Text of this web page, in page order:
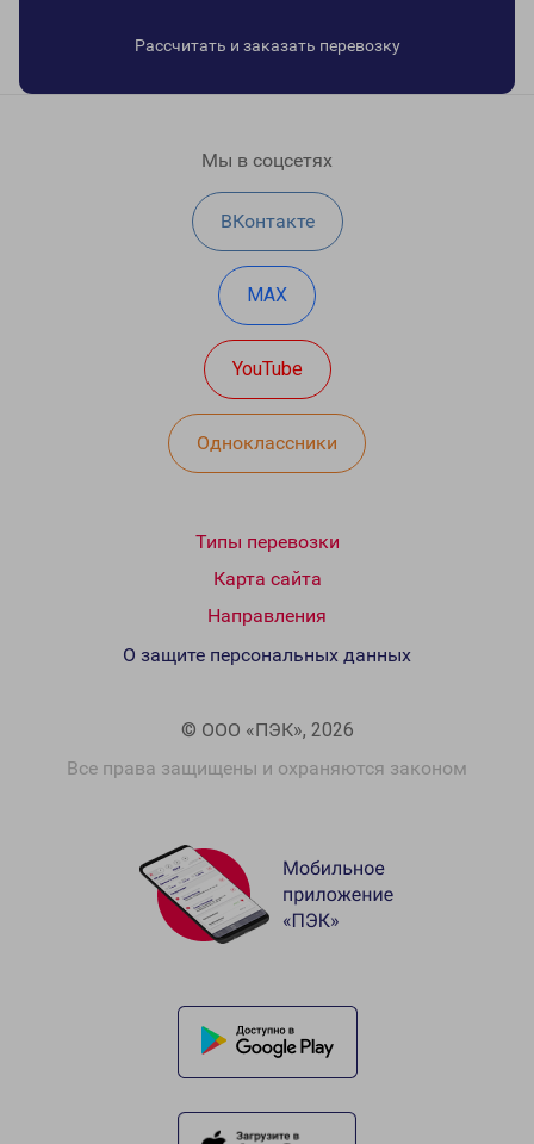
Рассчитать и заказать перевозку
Мы в соцсетях
ВКонтакте
MAX
YouTube
Одноклассники
Типы перевозки
Карта сайта
Направления
© ООО «ПЭК», 2026
Все права защищены и охраняются законом
О защите персональных данных